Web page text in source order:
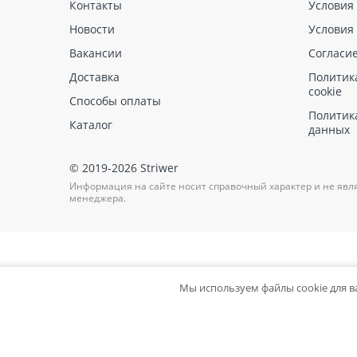
Контакты
Новости
Вакансии
Доставка
Способы оплаты
Каталог
Условия
cookie
данных
© 2019-2026 Striwer
Информация на сайте носит справочный характер и не
менеджера.
Мы используем файлы cookie для